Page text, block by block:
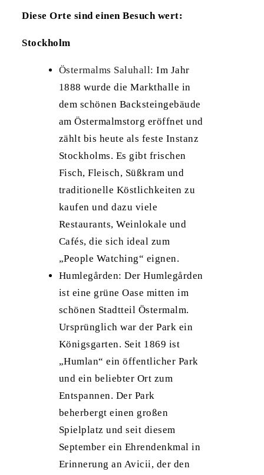
Diese Orte sind einen Besuch wert:
Stockholm
Östermalms Saluhall:Im Jahr
1888 wurde die Markthalle in
dem schönen Backsteingebäude
am Östermalmstorg eröffnet und
zählt bis heute als feste Instanz
Stockholms. Es gibt frischen
Fisch, Fleisch, Süßkram und
traditionelle Köstlichkeiten zu
kaufen und dazu viele
Restaurants, Weinlokale und
Cafés, die sich ideal zum
„People Watching“ eignen.
Humlegården: Der Humlegården
ist eine grüne Oase mitten im
schönen Stadtteil Östermalm.
Ursprünglich war der Park ein
Königsgarten. Seit 1869 ist
„Humlan“ ein öffentlicher Park
und ein beliebter Ort zum
Entspannen. Der Park
beherbergt einen großen
Spielplatz und seit diesem
September ein Ehrendenkmal in
Erinnerung an Avicii, der den